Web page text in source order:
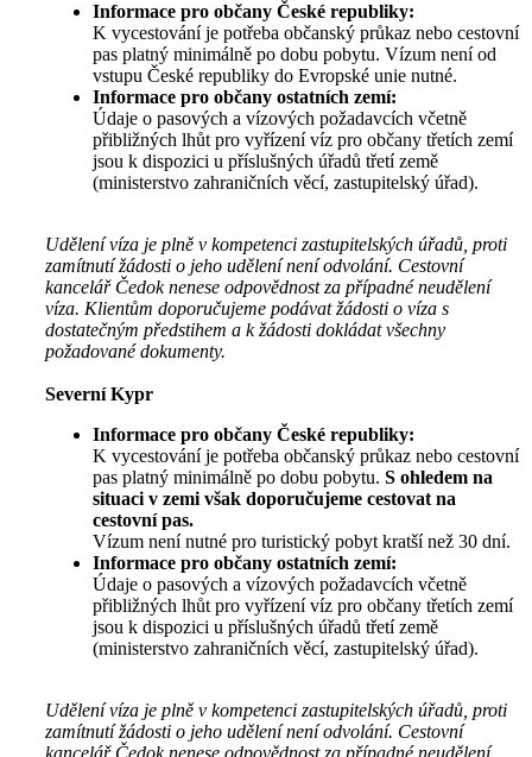
Informace pro občany České republiky:
K vycestování je potřeba občanský průkaz nebo cestovní
pas platný minimálně po dobu pobytu. Vízum není od
vstupu České republiky do Evropské unie nutné.
Informace pro občany ostatních zemí:
Údaje o pasových a vízových požadavcích včetně
přibližných lhůt pro vyřízení víz pro občany třetích zemí
jsou k dispozici u příslušných úřadů třetí země
(ministerstvo zahraničních věcí, zastupitelský úřad).
Udělení víza je plně v kompetenci zastupitelských úřadů, proti
zamítnutí žádosti o jeho udělení není odvolání. Cestovní
kancelář Čedok nenese odpovědnost za případné neudělení
víza. Klientům doporučujeme podávat žádosti o víza s
dostatečným předstihem a k žádosti dokládat všechny
požadované dokumenty.
Severní Kypr
Informace pro občany České republiky:
K vycestování je potřeba občanský průkaz nebo cestovní
pas platný minimálně po dobu pobytu. S ohledem na
situaci v zemi však doporučujeme cestovat na
cestovní pas.
Vízum není nutné pro turistický pobyt kratší než 30 dní.
Informace pro občany ostatních zemí:
Údaje o pasových a vízových požadavcích včetně
přibližných lhůt pro vyřízení víz pro občany třetích zemí
jsou k dispozici u příslušných úřadů třetí země
(ministerstvo zahraničních věcí, zastupitelský úřad).
Udělení víza je plně v kompetenci zastupitelských úřadů, proti
zamítnutí žádosti o jeho udělení není odvolání. Cestovní
kancelář Čedok nenese odpovědnost za případné neudělení